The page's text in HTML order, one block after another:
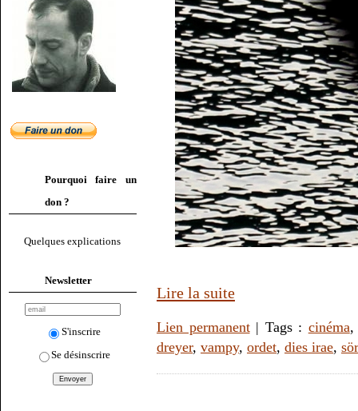
Pourquoi faire un
don ?
Quelques explications
Newsletter
S'inscrire
Se désinscrire
Lire la suite
Lien permanent| Tags : cinéma
dreyer, vampy, ordet, dies irae,